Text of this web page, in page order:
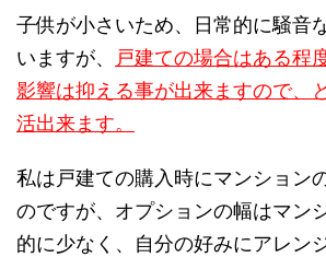
子供が小さいため、日常的に騒音
いますが、
戸建ての場合はある程
影響は抑える事が出来ますので、
活出来ます。
私は戸建ての購入時にマンション
のですが、オプションの幅はマン
的に少なく、自分の好みにアレン